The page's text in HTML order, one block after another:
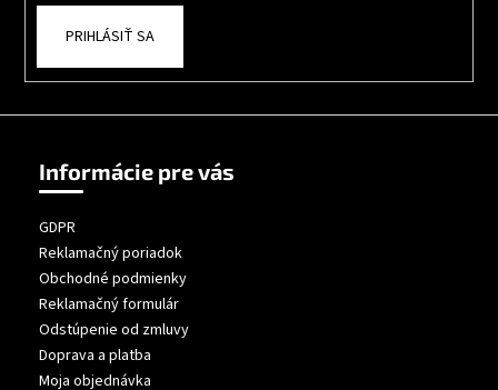
PRIHLÁSIŤ SA
Informácie pre vás
GDPR
Reklamačný poriadok
Obchodné podmienky
Reklamačný formulár
Odstúpenie od zmluvy
Doprava a platba
Moja objednávka